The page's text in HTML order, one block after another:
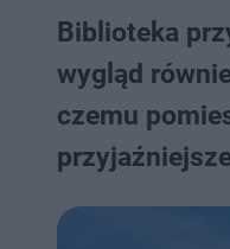
Biblioteka
wygląd
czemu